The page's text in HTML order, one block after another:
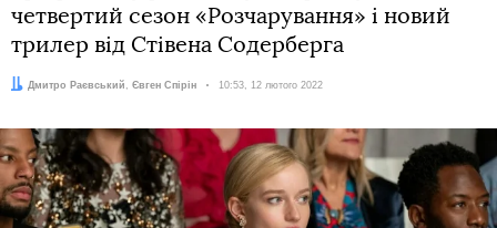
четвертий сезон «Розчарування» і новий
трилер від Стівена Содерберга
Автор:
Дмитро Раєвський
Редактор: Євген Спірін Дата:
10:53, 12 лютого 2022